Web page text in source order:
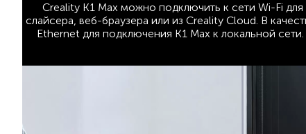
Creality K1 Max можно подключить к сети Wi-Fi
слайсера, веб-браузера или из Creality Cloud. В
Ethernet для подключения K1 Max к локальной